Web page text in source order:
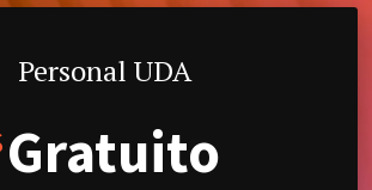
Personal UDA
Gratuito